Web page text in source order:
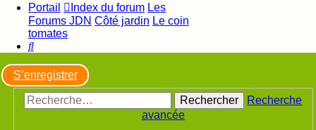
Portail Index du forum Les
Forums JDN Côté jardin Le coin
tomates
Rechercher
S’enregistrer
Rechercher
Recherche
avancée